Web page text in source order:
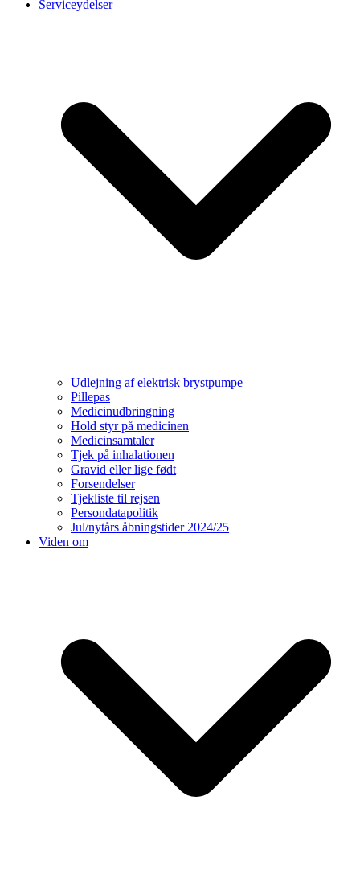
Serviceydelser
Udlejning af elektrisk brystpumpe
Pillepas
Medicinudbringning
Hold styr på medicinen
Medicinsamtaler
Tjek på inhalationen
Gravid eller lige født
Forsendelser
Tjekliste til rejsen
Persondatapolitik
Jul/nytårs åbningstider 2024/25
Viden om